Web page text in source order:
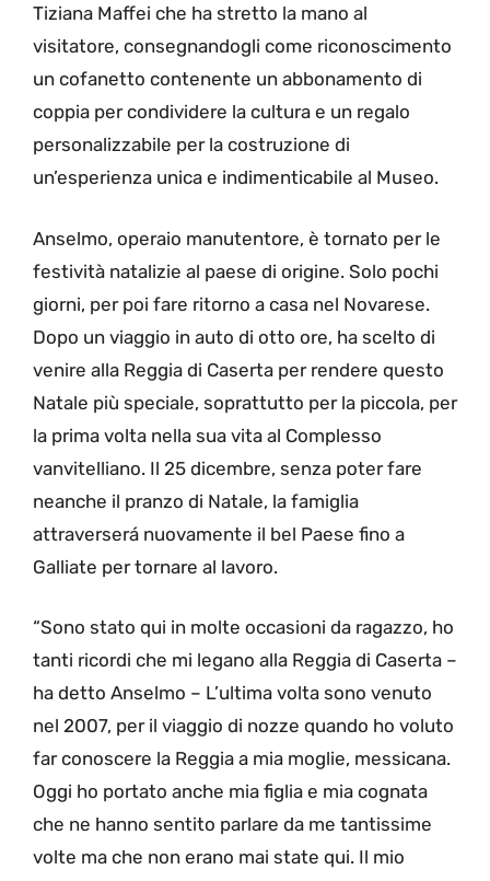
Tiziana Maffei che ha stretto la mano al
visitatore, consegnandogli come riconoscimento
un cofanetto contenente un abbonamento di
coppia per condividere la cultura e un regalo
personalizzabile per la costruzione di
un’esperienza unica e indimenticabile al Museo.
Anselmo, operaio manutentore, è tornato per le
festività natalizie al paese di origine. Solo pochi
giorni, per poi fare ritorno a casa nel Novarese.
Dopo un viaggio in auto di otto ore, ha scelto di
venire alla Reggia di Caserta per rendere questo
Natale più speciale, soprattutto per la piccola, per
la prima volta nella sua vita al Complesso
vanvitelliano. Il 25 dicembre, senza poter fare
neanche il pranzo di Natale, la famiglia
attraverserá nuovamente il bel Paese fino a
Galliate per tornare al lavoro.
“Sono stato qui in molte occasioni da ragazzo, ho
tanti ricordi che mi legano alla Reggia di Caserta –
ha detto Anselmo – L’ultima volta sono venuto
nel 2007, per il viaggio di nozze quando ho voluto
far conoscere la Reggia a mia moglie, messicana.
Oggi ho portato anche mia figlia e mia cognata
che ne hanno sentito parlare da me tantissime
volte ma che non erano mai state qui. Il mio